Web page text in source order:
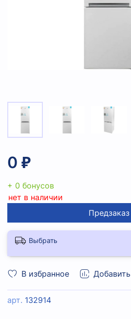
В избранное
арт. 132914
0 ₽
+ 0 бонусов
нет в наличии
Предзаказ
Выбрать